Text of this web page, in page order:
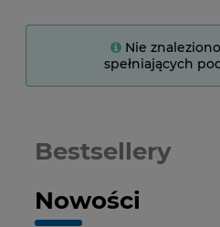
Nie
spełniających
Nowości
Bestsellery